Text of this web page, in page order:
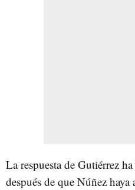
La respuesta de Gutiérrez
después de que Núñez